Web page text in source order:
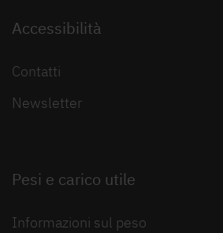
Accessibilità
Contatti
Newsletter
Pesi e carico utile
Informazioni sul peso